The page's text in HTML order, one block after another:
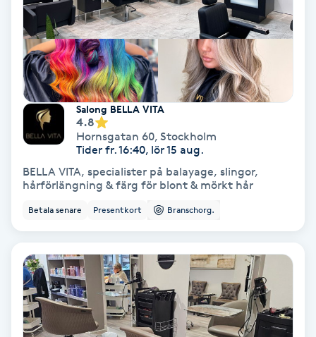
Gua Sha-massage
Hatha Yoga
Headspa
Hollywood Peel
Hot Stone Massage
Salong BELLA VITA
4.8
Hornsgatan 60, Stockholm
Tider fr. 16:40, lör 15 aug.
BELLA VITA, specialister på balayage, slingor,
hårförlängning & färg för blont & mörkt hår
Betala senare Presentkort Branschorg.